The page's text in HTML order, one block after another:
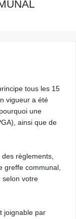
tous les 15
vigueur a été
une
ainsi que de
règlements,
greffe communal,
selon votre
joignable par